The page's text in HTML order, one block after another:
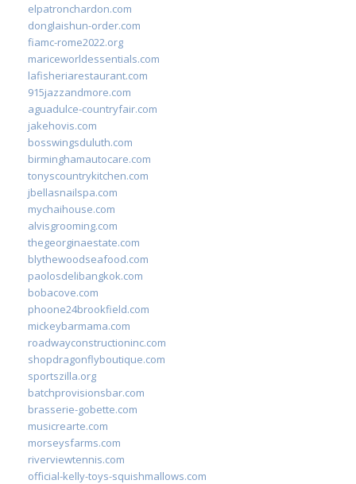
elpatronchardon.com
donglaishun-order.com
fiamc-rome2022.org
mariceworldessentials.com
lafisheriarestaurant.com
915jazzandmore.com
aguadulce-countryfair.com
jakehovis.com
bosswingsduluth.com
birminghamautocare.com
tonyscountrykitchen.com
jbellasnailspa.com
mychaihouse.com
alvisgrooming.com
thegeorginaestate.com
blythewoodseafood.com
paolosdelibangkok.com
bobacove.com
phoone24brookfield.com
mickeybarmama.com
roadwayconstructioninc.com
shopdragonflyboutique.com
sportszilla.org
batchprovisionsbar.com
brasserie-gobette.com
musicrearte.com
morseysfarms.com
riverviewtennis.com
official-kelly-toys-squishmallows.com